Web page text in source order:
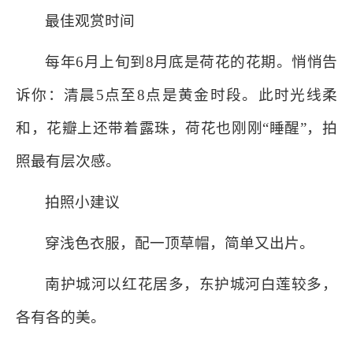
最佳观赏时间
每年6月上旬到8月底是荷花的花期。悄悄告
诉你：清晨5点至8点是黄金时段。此时光线柔
和，花瓣上还带着露珠，荷花也刚刚“睡醒”，拍
照最有层次感。
拍照小建议
穿浅色衣服，配一顶草帽，简单又出片。
南护城河以红花居多，东护城河白莲较多，
各有各的美。